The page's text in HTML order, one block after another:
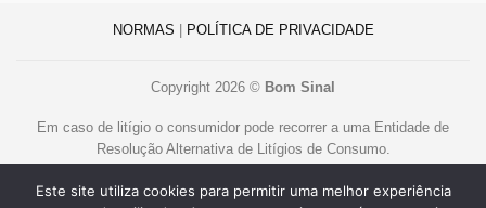
NORMAS POLÍTICA DE PRIVACIDADE
Copyright 2026 © Bom Sinal
Em caso de litígio o consumidor pode recorrer a uma Entidade de
Resolução Alternativa de Litígios de Consumo.
www.centroarbitragemlisboa.pt.
Este site utiliza cookies para permitir uma melhor experiência